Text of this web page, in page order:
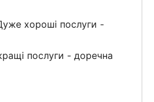
хороші послуги -
послуги - доречна